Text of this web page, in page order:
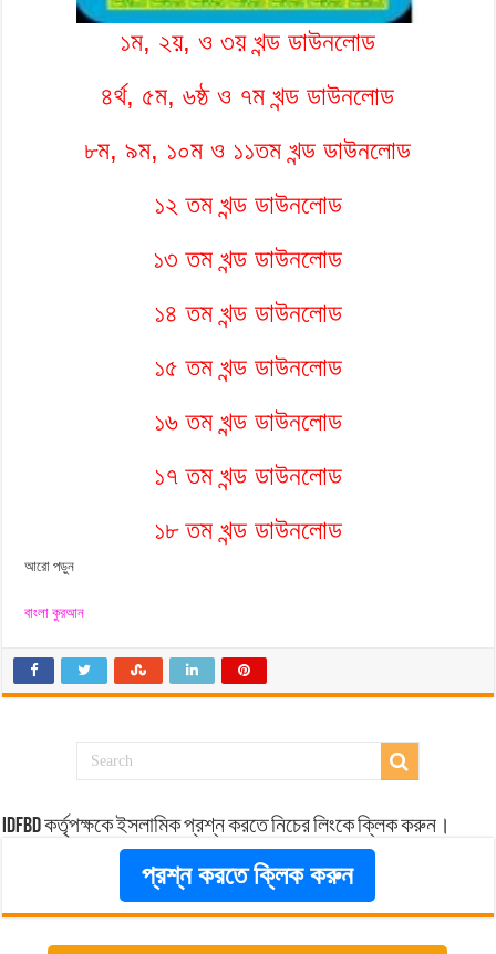
১ম, ২য়, ও ৩য় খন্ড ডাউনলোড
৪র্থ, ৫ম, ৬ষ্ঠ ও ৭ম খন্ড ডাউনলোড
৮ম, ৯ম, ১০ম ও ১১তম খন্ড ডাউনলোড
১২ তম খন্ড ডাউনলোড
১৩ তম খন্ড ডাউনলোড
১৪ তম খন্ড ডাউনলোড
১৫ তম খন্ড ডাউনলোড
১৬ তম খন্ড ডাউনলোড
১৭ তম খন্ড ডাউনলোড
১৮ তম খন্ড ডাউনলোড
আরো পড়ুন
বাংলা কুরআন
idfbd কর্তৃপক্ষকে ইসলামিক প্রশ্ন করতে নিচের লিংকে ক্লিক করুন।
প্রশ্ন করতে ক্লিক করুন